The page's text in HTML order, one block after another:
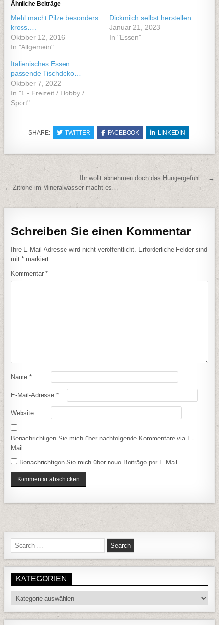
Ähnliche Beiträge
Mehl macht Pilze besonders
kross….
Oktober 12, 2016
In "Allgemein"
Dickmilch selbst herstellen…
Januar 21, 2023
In "Essen"
Italienisches Essen
passende Tischdeko…
Oktober 7, 2022
In "1 - Freizeit / Hobby /
Sport"
SHARE: TWITTER FACEBOOK LINKEDIN
BeitragsnavigationIhr wollt abnehmen doch das Hungergefühl… →
← Zitrone im Mineralwasser macht es…
Schreiben Sie einen Kommentar
Ihre E-Mail-Adresse wird nicht veröffentlicht.
Erforderliche Felder sind
mit* markiert
Kommentar*
Name*
E-Mail-Adresse*
Website
Benachrichtigen Sie mich über nachfolgende Kommentare via E-
Mail.
Benachrichtigen Sie mich über neue Beiträge per E-Mail.
Search for:
KATEGORIEN
Kategorien